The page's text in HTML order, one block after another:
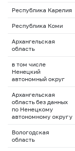
Республика Карелия
Республика Коми
Архангельская
область
в том числе
Ненецкий
автономный округ
Архангельская
область без данных
по Ненецкому
автономному округу
Вологодская
область